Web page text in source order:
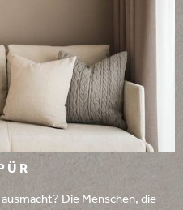
ausmacht? Die Menschen, die